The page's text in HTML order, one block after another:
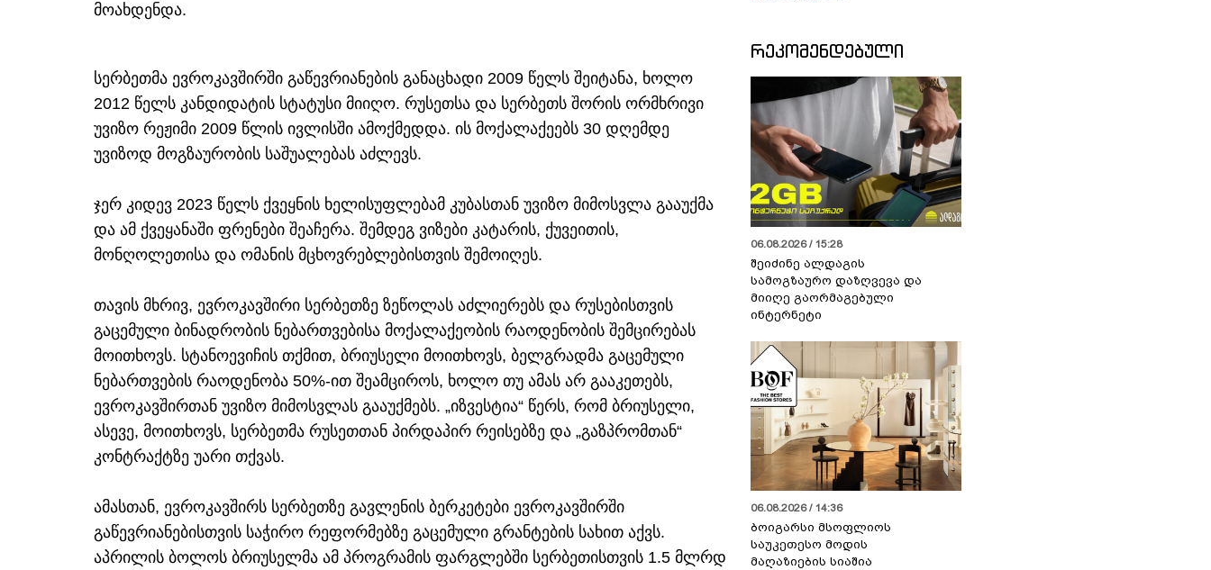
მოახდენდა.
სერბეთმა ევროკავშირში გაწევრიანების განაცხადი 2009 წელს შეიტანა, ხოლო
2012 წელს კანდიდატის სტატუსი მიიღო. რუსეთსა და სერბეთს შორის ორმხრივი
უვიზო რეჟიმი 2009 წლის ივლისში ამოქმედდა. ის მოქალაქეებს 30 დღემდე
უვიზოდ მოგზაურობის საშუალებას აძლევს.
ჯერ კიდევ 2023 წელს ქვეყნის ხელისუფლებამ კუბასთან უვიზო მიმოსვლა გააუქმა
და ამ ქვეყანაში ფრენები შეაჩერა. შემდეგ ვიზები კატარის, ქუვეითის,
მონღოლეთისა და ომანის მცხოვრებლებისთვის შემოიღეს.
თავის მხრივ, ევროკავშირი სერბეთზე ზეწოლას აძლიერებს და რუსებისთვის
გაცემული ბინადრობის ნებართვებისა მოქალაქეობის რაოდენობის შემცირებას
მოითხოვს. სტანოევიჩის თქმით, ბრიუსელი მოითხოვს, ბელგრადმა გაცემული
ნებართვების რაოდენობა 50%-ით შეამციროს, ხოლო თუ ამას არ გააკეთებს,
ევროკავშირთან უვიზო მიმოსვლას გააუქმებს. „იზვესტია“ წერს, რომ ბრიუსელი,
ასევე, მოითხოვს, სერბეთმა რუსეთთან პირდაპირ რეისებზე და „გაზპრომთან“
კონტრაქტზე უარი თქვას.
ამასთან, ევროკავშირს სერბეთზე გავლენის ბერკეტები ევროკავშირში
გაწევრიანებისთვის საჭირო რეფორმებზე გაცემული გრანტების სახით აქვს.
აპრილის ბოლოს ბრიუსელმა ამ პროგრამის ფარგლებში სერბეთისთვის 1.5 მლრდ
ᲠᲔᲙᲝᲛᲔᲜᲓᲔᲑᲣᲚᲘ
06.08.2026 / 15:28
შეიძინე ალდაგის
სამოგზაურო დაზღვევა და
მიიღე გაორმაგებული
ინტერნეტი
06.08.2026 / 14:36
ბოიგარსი მსოფლიოს
საუკეთესო მოდის
მაღაზიების სიაშია